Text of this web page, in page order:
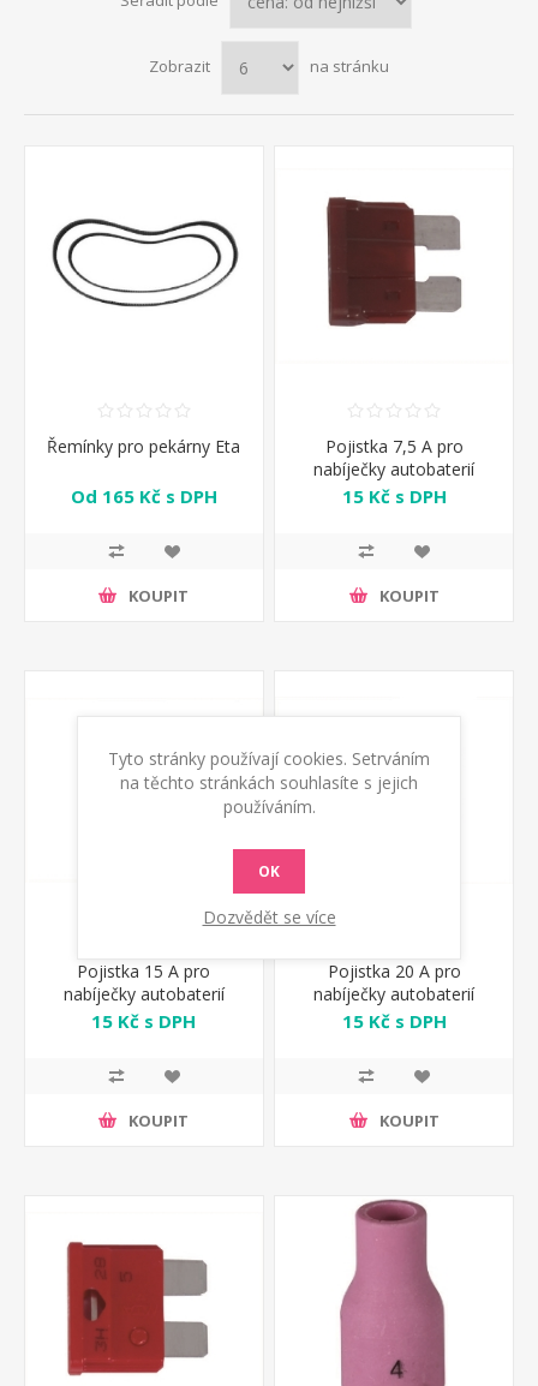
Zobrazit na stránku
Řemínky pro pekárny Eta
Od 165 Kč s DPH
KOUPIT
Pojistka 7,5 A pro
nabíječky autobaterií
Telwin
15 Kč s DPH
KOUPIT
Pojistka 15 A pro
nabíječky autobaterií
Telwin
15 Kč s DPH
KOUPIT
Pojistka 20 A pro
nabíječky autobaterií
Telwin
15 Kč s DPH
KOUPIT
Tyto stránky používají cookies. Setrváním
na těchto stránkách souhlasíte s jejich
používáním.
OK
Dozvědět se více